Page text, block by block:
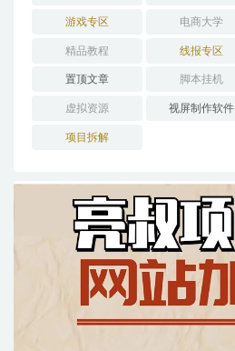
游戏专区 电商大学
精品教程 线报专区
置顶文章 脚本挂机
虚拟资源 视屏制作软件
项目拆解